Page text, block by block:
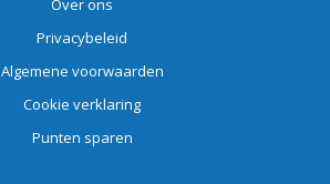
Over ons
Privacybeleid
Algemene voorwaarden
Cookie verklaring
Punten sparen